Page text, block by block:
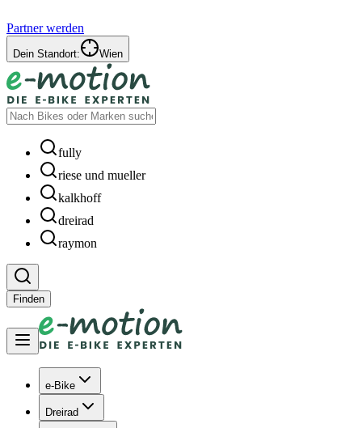
Partner werden
Dein Standort: Wien
fully
riese und mueller
kalkhoff
dreirad
raymon
Finden
e-Bike
Dreirad